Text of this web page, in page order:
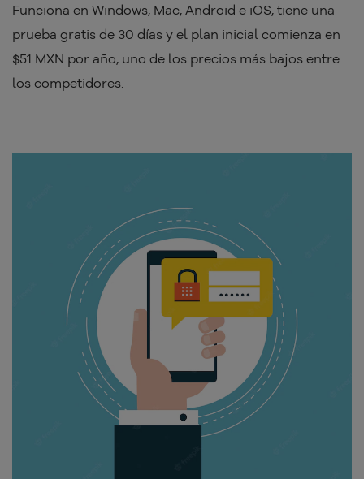
Funciona en Windows, Mac, Android e iOS, tiene una
prueba gratis de 30 días y el plan inicial comienza en
$51 MXN por año, uno de los precios más bajos entre
los competidores.